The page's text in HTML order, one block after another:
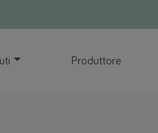
Produttore